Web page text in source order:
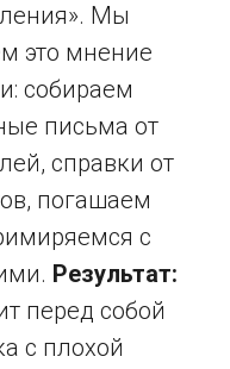
Мы
это мнение
собираем
письма от
справки от
погашаем
с
Результат:
перед собой
с плохой